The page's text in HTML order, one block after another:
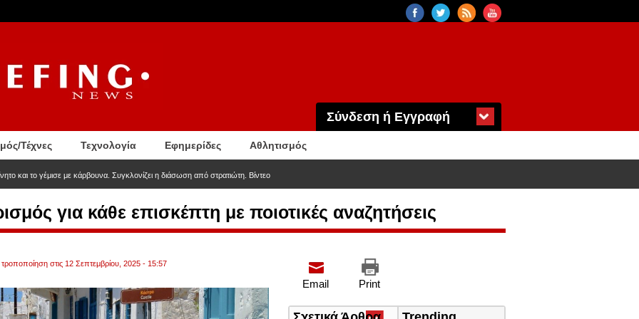
Σύνδεση ή Εγγραφή
Τέχνες Τεχνολογία Εφημερίδες Αθλητισμός
και το γέμισε με κάρβουνα. Συγκλονίζει η διάσωση από στρατιώτη. Βίντεο
για κάθε επισκέπτη με ποιοτικές αναζητήσεις
τροποποίηση στις 12 Σεπτεμβρίου, 2025 - 15:57
Print
Email